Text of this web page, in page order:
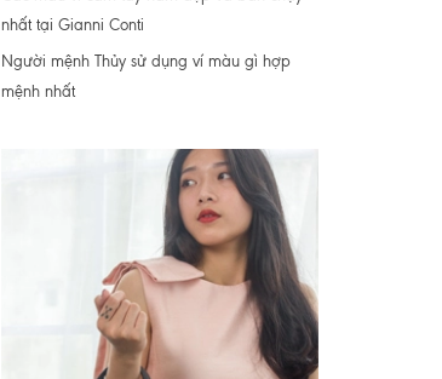
nhất tại Gianni Conti
Người mệnh Thủy sử dụng ví màu gì hợp
mệnh nhất